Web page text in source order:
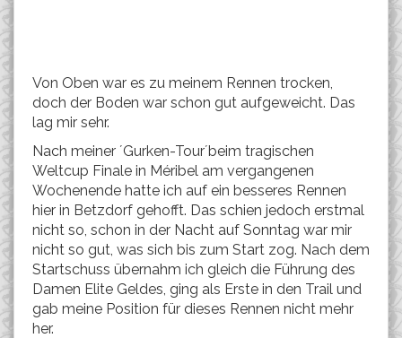
Von Oben war es zu meinem Rennen trocken,
doch der Boden war schon gut aufgeweicht. Das
lag mir sehr.
Nach meiner ´Gurken-Tour´beim tragischen
Weltcup Finale in Méribel am vergangenen
Wochenende hatte ich auf ein besseres Rennen
hier in Betzdorf gehofft. Das schien jedoch erstmal
nicht so, schon in der Nacht auf Sonntag war mir
nicht so gut, was sich bis zum Start zog. Nach dem
Startschuss übernahm ich gleich die Führung des
Damen Elite Geldes, ging als Erste in den Trail und
gab meine Position für dieses Rennen nicht mehr
her.